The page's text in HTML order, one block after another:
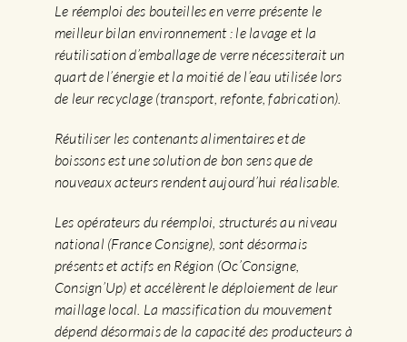
Le réemploi des bouteilles en verre présente le
meilleur bilan environnement : le lavage et la
réutilisation d’emballage de verre nécessiterait un
quart de l’énergie et la moitié de l’eau utilisée lors
de leur recyclage (transport, refonte, fabrication).
Réutiliser les contenants alimentaires et de
boissons est une solution de bon sens que de
nouveaux acteurs rendent aujourd’hui réalisable.
Les opérateurs du réemploi, structurés au niveau
national (France Consigne), sont désormais
présents et actifs en Région (Oc’Consigne,
Consign’Up) et accélèrent le déploiement de leur
maillage local. La massification du mouvement
dépend désormais de la capacité des producteurs à